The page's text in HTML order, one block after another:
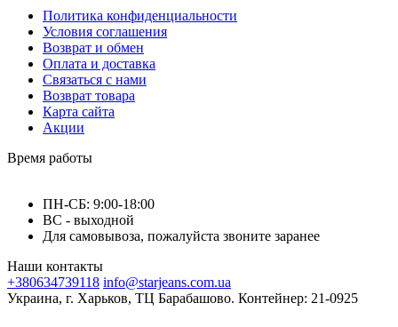
Политика конфиденциальности
Условия соглашения
Возврат и обмен
Оплата и доставка
Связаться с нами
Возврат товара
Карта сайта
Акции
Время работы
ПН-СБ: 9:00-18:00
ВС - выходной
Для самовывоза, пожалуйста звоните заранее
Наши контакты
+380634739118 info@starjeans.com.ua
Украина, г. Харьков, ТЦ Барабашово. Контейнер: 21-0925